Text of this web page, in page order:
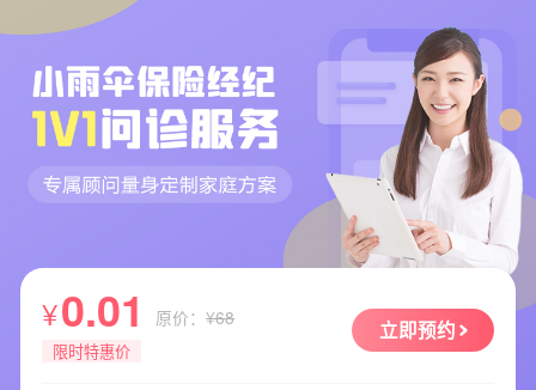
¥0.01 原价：¥68
限时特惠价
立即预约
1** 已成功预约
1** 已成功预约
1** 已成功预约
1** 已成功预约
1** 已成功预约